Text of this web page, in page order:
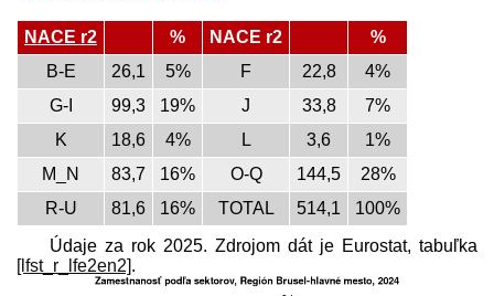
NACE r2 % NACE r2
%
B-E
26,1 5% F 22,8
4%
G-I
99,3 19% J 33,8
7%
K
18,6 4% L 3,6
1%
M_N
83,7 16% O-Q 144,5
28%
R-U
81,6 16% TOTAL 514,1
100%
Údaje za rok 2025. Zdrojom dát je Eurostat, tabuľka
[lfst_r_lfe2en2].